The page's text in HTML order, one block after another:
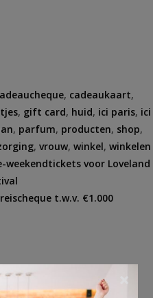
, cadeaukaart,
, gift card, huid, ici paris, ici
, parfum, producten, shop,
, vrouw, winkel, winkelen
weekendtickets voor Loveland
reischeque t.w.v. €1.000